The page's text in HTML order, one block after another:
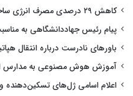
کاهش ۲۹ درصدی مصرف انرژی ساختمان‌ها با یک طراحی هوشمند
پیام رئیس جهاددانشگاهی به
باورهای نادرست درباره انتقال
آموزش هوش مصنوعی به مدارس
اعلام اسامی ژل‌های